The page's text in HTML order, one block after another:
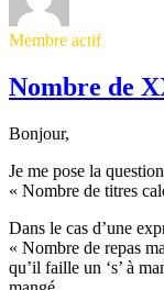
Membre actif
Nombre de
Bonjour,
Je me pose la
« Nombre de titres
Dans le cas d’une
« Nombre de repas
qu’il faille un ‘s’ à